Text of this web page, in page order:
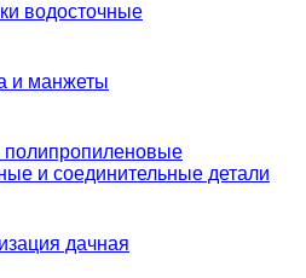
водосточные
и манжеты
и соединительные детали
дачная